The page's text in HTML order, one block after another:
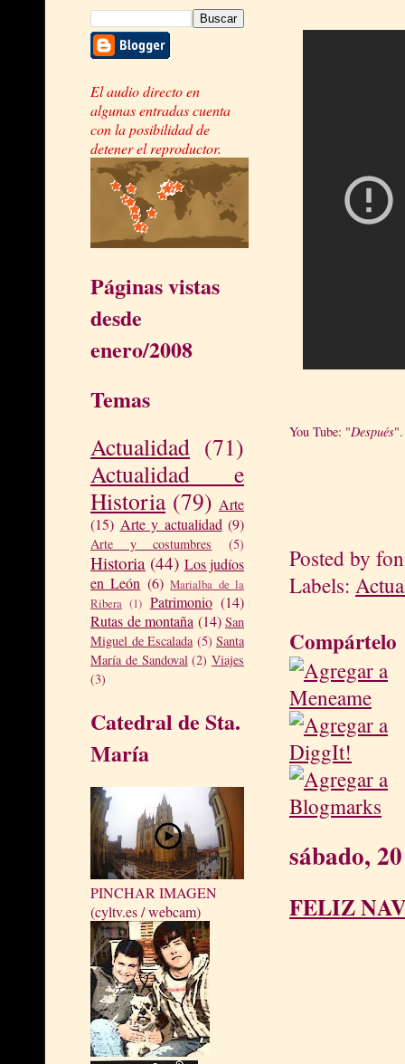
El audio directo en
algunas entradas cuenta
con la posibilidad de
detener el reproductor.
Páginas vistas
desde
enero/2008
Temas
Actualidad (71)
Actualidad e
Historia (79) Arte
(15) Arte y actualidad (9)
Arte y costumbres (5)
Historia (44) Los judíos
en León (6) Marialba de la
Ribera (1) Patrimonio (14)
Rutas de montaña (14) San
Miguel de Escalada (5) Santa
María de Sandoval (2) Viajes
(3)
Catedral de Sta.
María
PINCHAR IMAGEN
(cyltv.es / webcam)
You Tube: "Después
Posted by
Labels:
Compártelo
sábado,
FELIZ